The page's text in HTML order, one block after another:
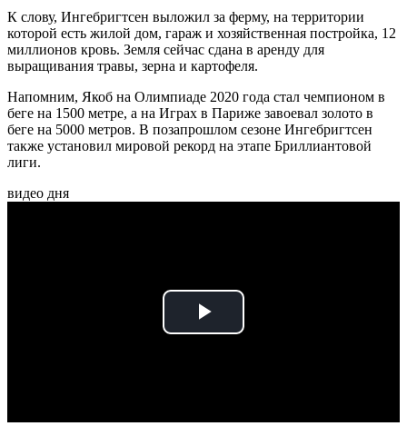
К слову, Ингебригтсен выложил за ферму, на территории
которой есть жилой дом, гараж и хозяйственная постройка, 12
миллионов кровь. Земля сейчас сдана в аренду для
выращивания травы, зерна и картофеля.
Напомним, Якоб на Олимпиаде 2020 года стал чемпионом в
беге на 1500 метре, а на Играх в Париже завоевал золото в
беге на 5000 метров. В позапрошлом сезоне Ингебригтсен
также установил мировой рекорд на этапе Бриллиантовой
лиги.
видео дня
Play